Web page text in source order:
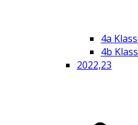
4a
4b
2022,23